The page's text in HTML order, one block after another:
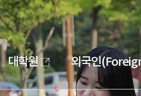
대학원 외국인